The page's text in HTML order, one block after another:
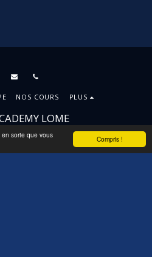
Compris !
sorte que vous
LOME
2026 Tous droits réservés
|Accessibilité
NOS COURS PLUS